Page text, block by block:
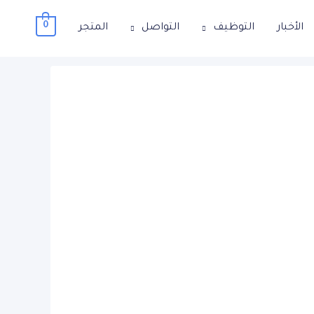
الأخبار التوظيف التواصل المتجر 0